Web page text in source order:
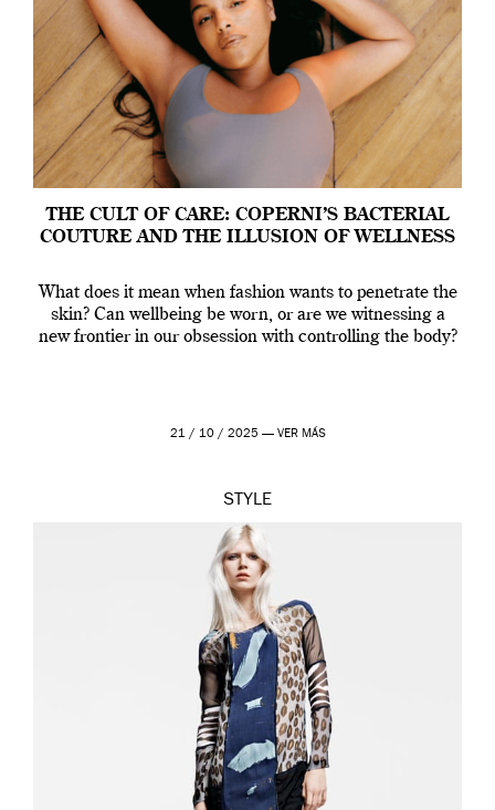
THE CULT OF CARE: COPERNI’S BACTERIAL
COUTURE AND THE ILLUSION OF WELLNESS
What does it mean when fashion wants to penetrate the
skin? Can wellbeing be worn, or are we witnessing a
new frontier in our obsession with controlling the body?
21 / 10 / 2025 — VER MÁS
STYLE